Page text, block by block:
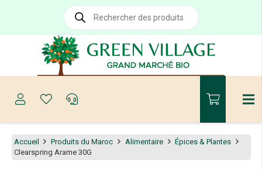
Recherche
produits
Accueil Produits du Maroc Alimentaire
Épices & Plantes
Clearspring Arame 30G